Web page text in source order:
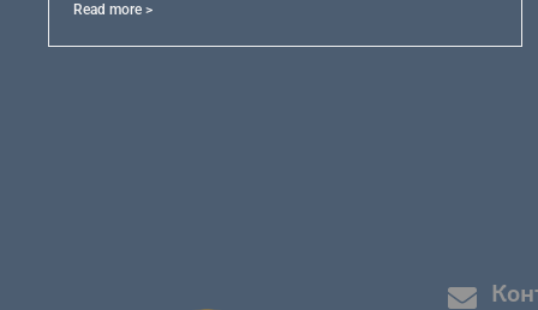
Read more >